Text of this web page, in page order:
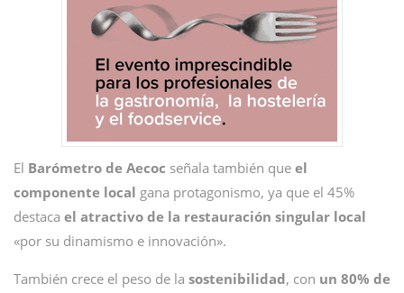
El Barómetro de Aecoc señala también que el
componente local gana protagonismo, ya que el 45%
destaca el atractivo de la restauración singular local
«por su dinamismo e innovación».
También crece el peso de la sostenibilidad, con un 80% de